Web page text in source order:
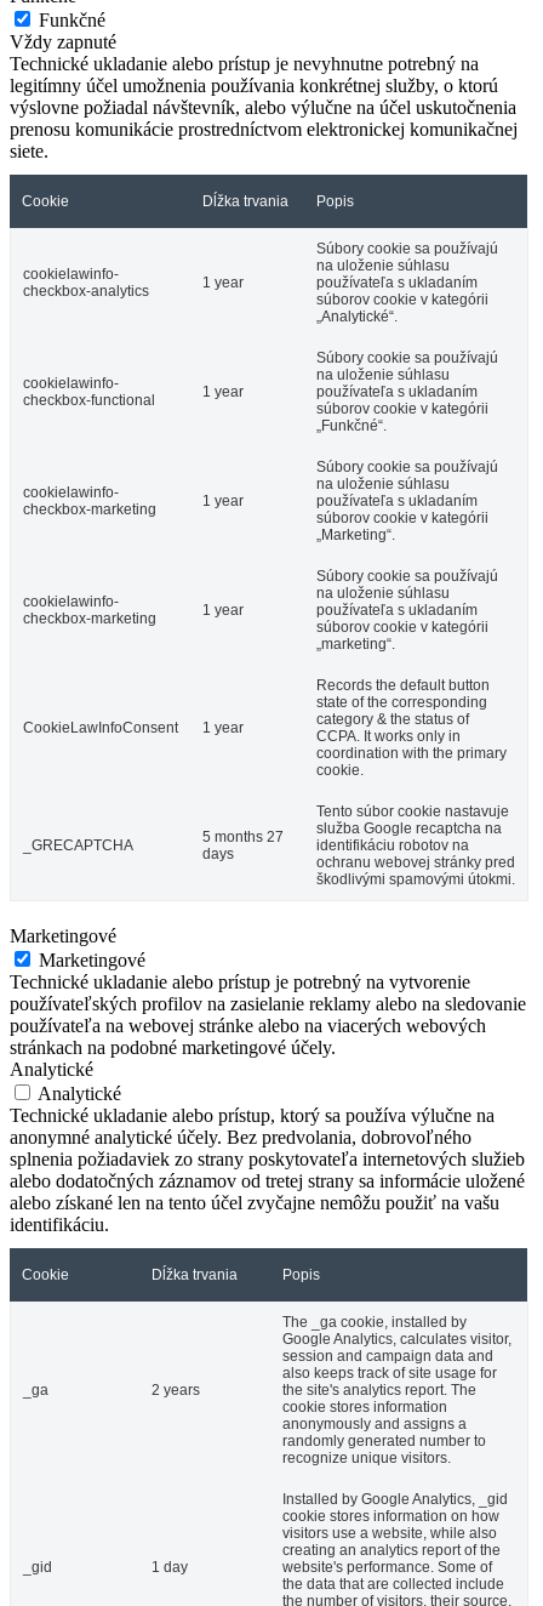
Funkčné
Vždy zapnuté
Technické ukladanie alebo prístup je nevyhnutne potrebný na
legitímny účel umožnenia používania konkrétnej služby, o ktorú
výslovne požiadal návštevník, alebo výlučne na účel uskutočnenia
prenosu komunikácie prostredníctvom elektronickej komunikačnej
siete.
Cookie Dĺžka trvania Popis
cookielawinfo-
checkbox-analytics
1 year
Súbory cookie sa používajú
na uloženie súhlasu
používateľa s ukladaním
súborov cookie v kategórii
„Analytické“.
cookielawinfo-
checkbox-functional
1 year
Súbory cookie sa používajú
na uloženie súhlasu
používateľa s ukladaním
súborov cookie v kategórii
„Funkčné“.
cookielawinfo-
checkbox-marketing
1 year
Súbory cookie sa používajú
na uloženie súhlasu
používateľa s ukladaním
súborov cookie v kategórii
„Marketing“.
cookielawinfo-
checkbox-marketing
1 year
Súbory cookie sa používajú
na uloženie súhlasu
používateľa s ukladaním
súborov cookie v kategórii
„marketing“.
CookieLawInfoConsent 1 year
Records the default button
state of the corresponding
category & the status of
CCPA. It works only in
coordination with the primary
cookie.
_GRECAPTCHA
5 months 27
days
Tento súbor cookie nastavuje
služba Google recaptcha na
identifikáciu robotov na
ochranu webovej stránky pred
škodlivými spamovými útokmi.
Marketingové
Marketingové
Technické ukladanie alebo prístup je potrebný na vytvorenie
používateľských profilov na zasielanie reklamy alebo na sledovanie
používateľa na webovej stránke alebo na viacerých webových
stránkach na podobné marketingové účely.
Analytické
Analytické
Technické ukladanie alebo prístup, ktorý sa používa výlučne na
anonymné analytické účely. Bez predvolania, dobrovoľného
splnenia požiadaviek zo strany poskytovateľa internetových služieb
alebo dodatočných záznamov od tretej strany sa informácie uložené
alebo získané len na tento účel zvyčajne nemôžu použiť na vašu
identifikáciu.
Cookie Dĺžka trvania Popis
_ga 2 years
The _ga cookie, installed by
Google Analytics, calculates visitor,
session and campaign data and
also keeps track of site usage for
the site's analytics report. The
cookie stores information
anonymously and assigns a
randomly generated number to
recognize unique visitors.
_gid 1 day
Installed by Google Analytics, _gid
cookie stores information on how
visitors use a website, while also
creating an analytics report of the
website's performance. Some of
the data that are collected include
the number of visitors, their source,